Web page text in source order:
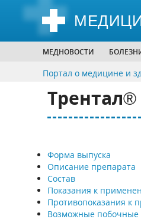
МЕДНОВОСТИ
Портал о медицине и
Форма выпуска
Описание препарата
Состав
Показания к
Противопоказания к
Возможные побочные